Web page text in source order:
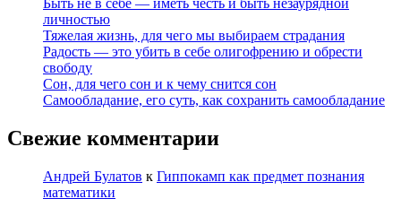
Быть не в себе — иметь честь и быть незаурядной
личностью
Тяжелая жизнь, для чего мы выбираем страдания
Радость — это убить в себе олигофрению и обрести
свободу
Сон, для чего сон и к чему снится сон
Самообладание, его суть, как сохранить самообладание
Свежие комментарии
Андрей Булатов к Гиппокамп как предмет познания
математики